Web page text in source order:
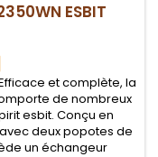
ESBIT
et complète, la
de nombreux
esbit. Conçu en
deux popotes de
un échangeur